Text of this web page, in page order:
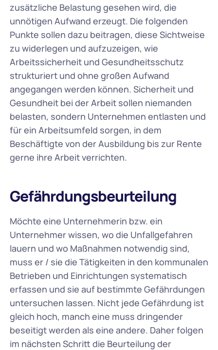
zusätzliche Belastung gesehen wird, die
unnötigen Aufwand erzeugt. Die folgenden
Punkte sollen dazu beitragen, diese Sichtweise
zu widerlegen und aufzuzeigen, wie
Arbeitssicherheit und Gesundheitsschutz
strukturiert und ohne großen Aufwand
angegangen werden können. Sicherheit und
Gesundheit bei der Arbeit sollen niemanden
belasten, sondern Unternehmen entlasten und
für ein Arbeitsumfeld sorgen, in dem
Beschäftigte von der Ausbildung bis zur Rente
gerne ihre Arbeit verrichten.
Gefährdungsbeurteilung
Möchte eine Unternehmerin bzw. ein
Unternehmer wissen, wo die Unfallgefahren
lauern und wo Maßnahmen notwendig sind,
muss er / sie die Tätigkeiten in den kommunalen
Betrieben und Einrichtungen systematisch
erfassen und sie auf bestimmte Gefährdungen
untersuchen lassen. Nicht jede Gefährdung ist
gleich hoch, manch eine muss dringender
beseitigt werden als eine andere. Daher folgen
im nächsten Schritt die Beurteilung der